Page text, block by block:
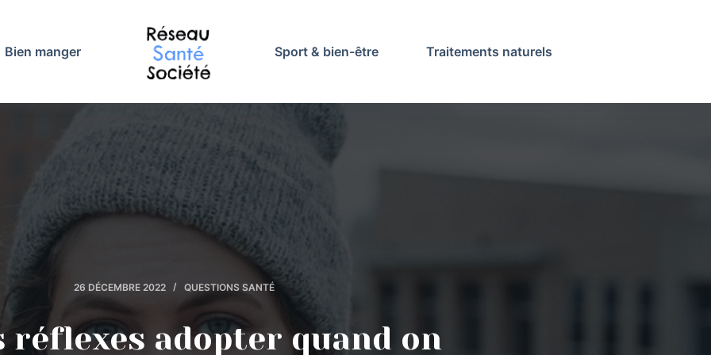
Bien manger Sport & bien-être Traitements naturels
26 DÉCEMBRE 2022 QUESTIONS SANTÉ
réflexes adopter quand on